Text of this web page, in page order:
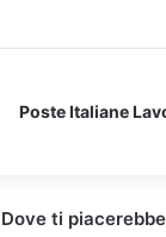
Poste Italiane
Dove ti